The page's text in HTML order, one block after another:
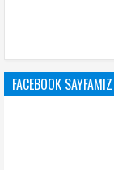
FACEBOOK SAYFAMIZ